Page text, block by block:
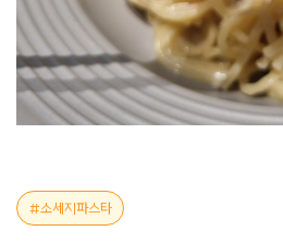
소세지파스타